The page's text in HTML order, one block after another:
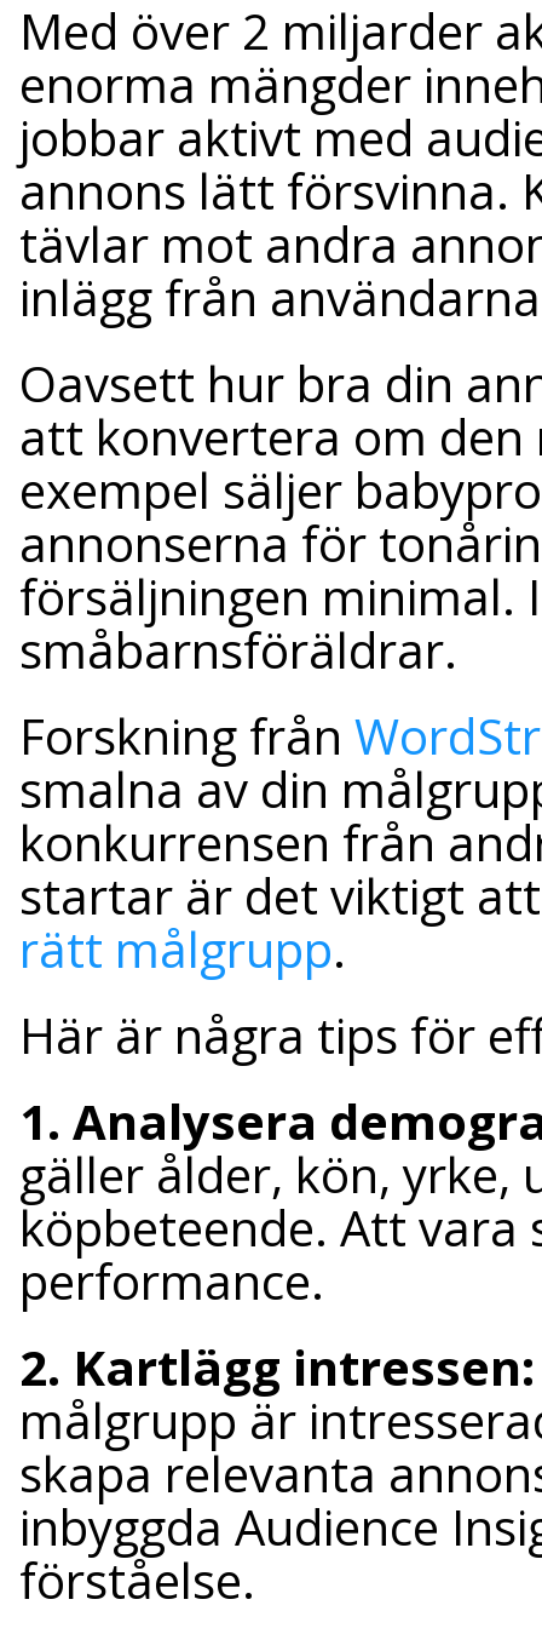
Med över 2 miljarder
enorma mängder
jobbar aktivt med
annons lätt försvinna.
tävlar mot andra
inlägg från
Oavsett hur bra din
att konvertera om
exempel säljer
annonserna för
försäljningen minimal.
småbarnsföräldrar.
Forskning från
smalna av din
konkurrensen från
startar är det viktigt
rätt målgrupp.
Här är några tips för
1. Analysera
gäller ålder, kön, yrke,
köpbeteende. Att vara
performance.
2. Kartlägg
målgrupp är
skapa relevanta
inbyggda Audience
förståelse.